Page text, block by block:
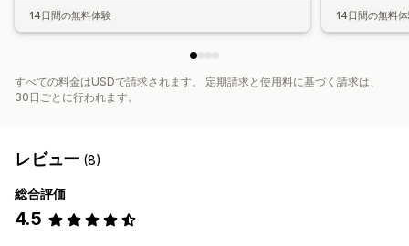
14日間の無料体験 14日間の無料
すべての料金はUSDで請求されます。 定期請求と使用料に基づく請求は、
30日ごとに行われます。
レビュー (8)
総合評価
4.5